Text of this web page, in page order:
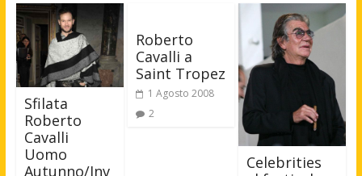
Sfilata
Roberto
Cavalli
Uomo
Autunno/Inv
Roberto
Cavalli a
Saint Tropez
1 Agosto 2008
2
Celebrities